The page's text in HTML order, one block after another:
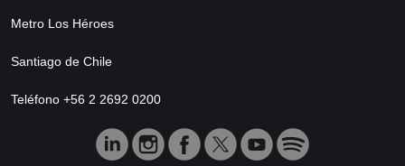
Metro Los Héroes
Santiago de Chile
Teléfono +56 2 2692 0200